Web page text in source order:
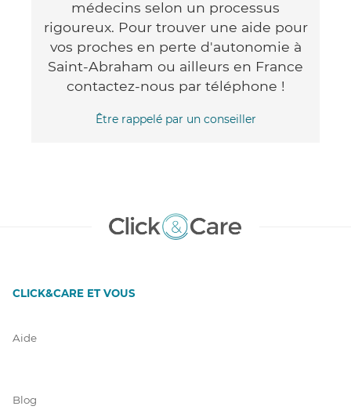
médecins selon un processus
rigoureux. Pour trouver une aide pour
vos proches en perte d'autonomie à
Saint-Abraham ou ailleurs en France
contactez-nous par téléphone !
Être rappelé par un conseiller
CLICK&CARE ET VOUS
Aide
Blog